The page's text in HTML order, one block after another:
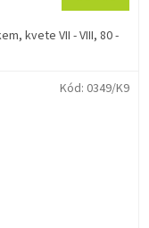
kvete VII - VIII, 80 -
Kód: 0349/K9